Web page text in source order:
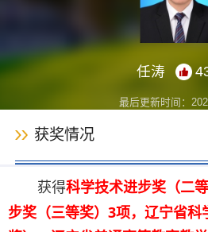
任涛
最后更新时间：
获奖情况
获得科学技术进步奖（二等
步奖（三等奖） 3项， 辽宁省科